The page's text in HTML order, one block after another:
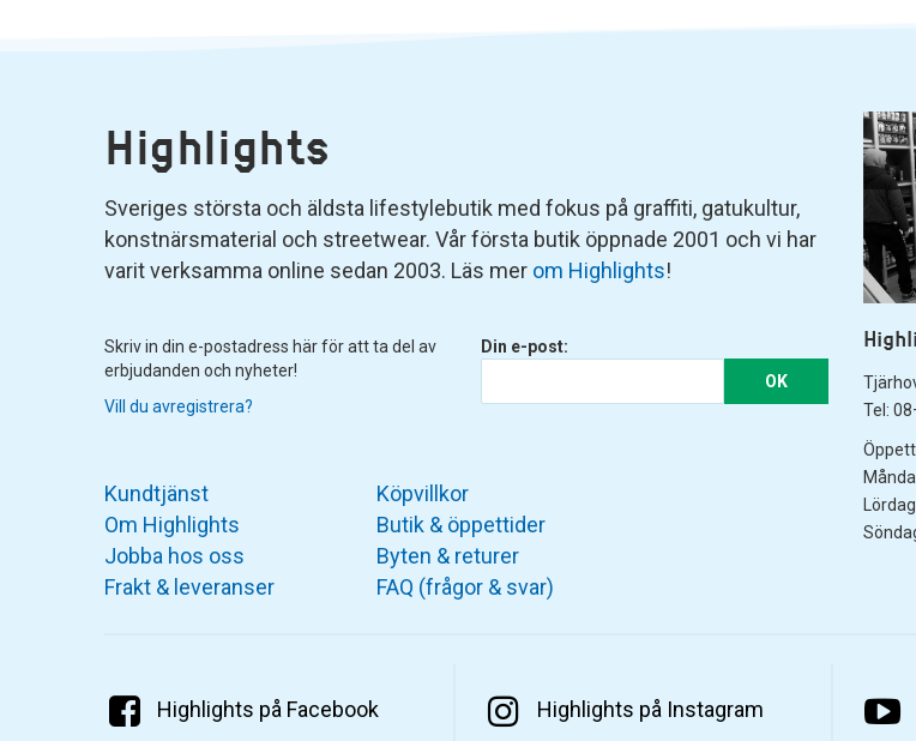
Highlights
Sveriges största och äldsta lifestylebutik med fokus på graffiti, gatukultur,
konstnärsmaterial och streetwear. Vår första butik öppnade 2001 och vi har
varit verksamma online sedan 2003. Läs mer om Highlights!
Skriv in din e-postadress här för att ta del av
erbjudanden och nyheter!
Vill du avregistrera?
Din e-post:
OK
Tel:
Kundtjänst
Om Highlights
Jobba hos oss
Frakt & leveranser
Köpvillkor
Butik & öppettider
Byten & returer
FAQ (frågor & svar)
Highlights på Facebook Highlights på Instagram